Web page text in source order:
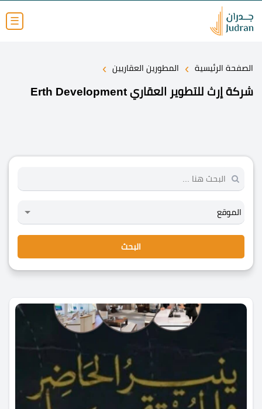
☰
الصفحة الرئيسية › المطورين العقاريين ›
شركة إرث للتطوير العقاري Erth Development
البحث